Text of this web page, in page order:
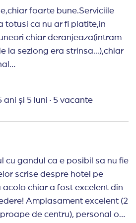
foarte bune.Serviciile
totusi ca nu ar fi platite,in
chiar deranjeaza(intram
la sezlong era strinsa...),chiar
mai jos de 4
ani și 5 luni · 5 vacante
cu gandul ca e posibil sa nu fie
scrise despre hotel pe
acolo chiar a fost excelent din
Amplasament excelent (2
de centru), personal ok,